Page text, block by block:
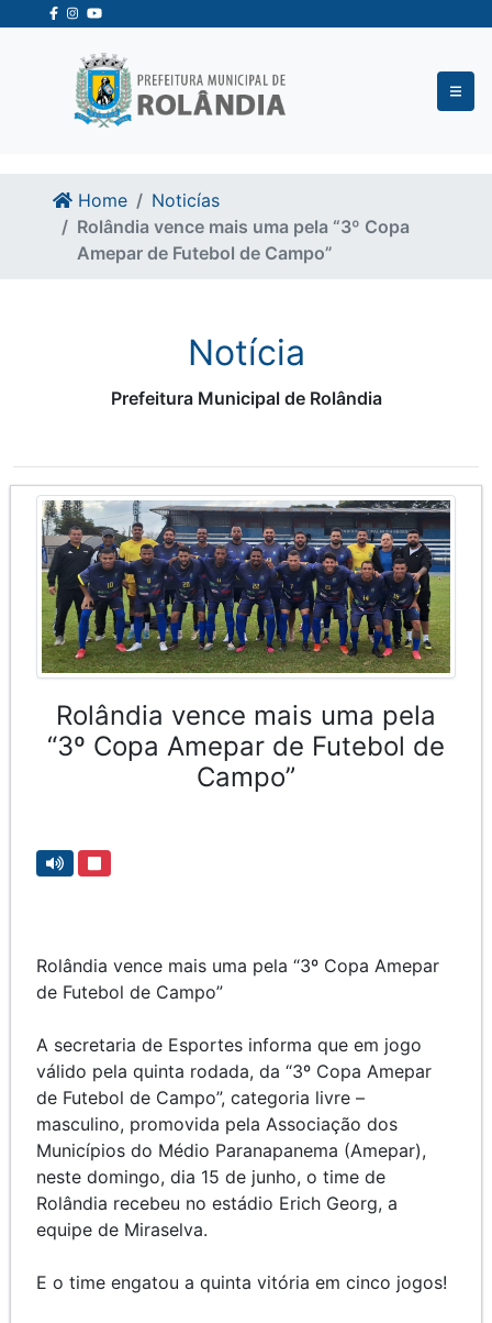
Ir para o conteudo
Ir para o fim do conteudo
Home
Noticías
Rolândia vence mais uma pela “3º Copa
Amepar de Futebol de Campo”
Notícia
Prefeitura Municipal de Rolândia
Rolândia vence mais uma pela
“3º Copa Amepar de Futebol de
Campo”
Rolândia vence mais uma pela “3º Copa Amepar
de Futebol de Campo”
A secretaria de Esportes informa que em jogo
válido pela quinta rodada, da “3º Copa Amepar
de Futebol de Campo”, categoria livre –
masculino, promovida pela Associação dos
Municípios do Médio Paranapanema (Amepar),
neste domingo, dia 15 de junho, o time de
Rolândia recebeu no estádio Erich Georg, a
equipe de Miraselva.
E o time engatou a quinta vitória em cinco jogos!